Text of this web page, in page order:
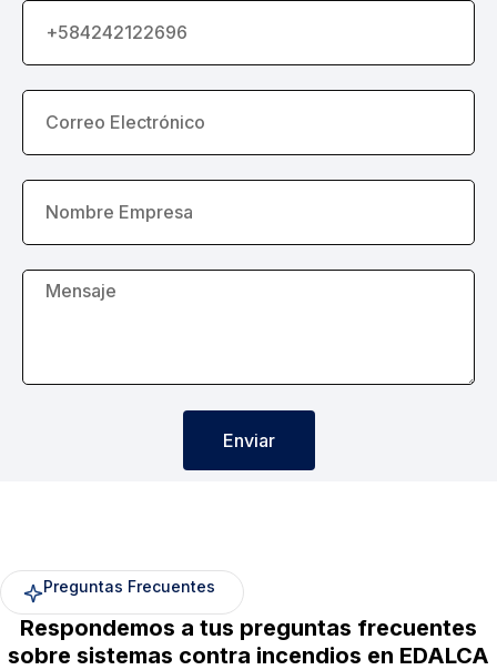
Enviar
Preguntas Frecuentes
Respondemos a tus preguntas frecuentes
sobre sistemas contra incendios en EDALCA